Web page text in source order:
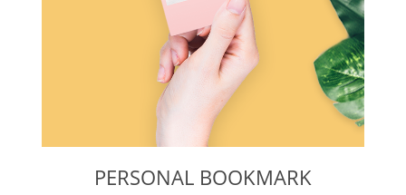
PERSONAL BOOKMARK